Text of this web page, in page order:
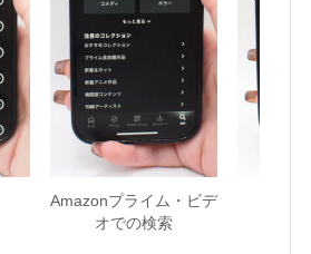
Amazonプライム・ビデ
オでの検索